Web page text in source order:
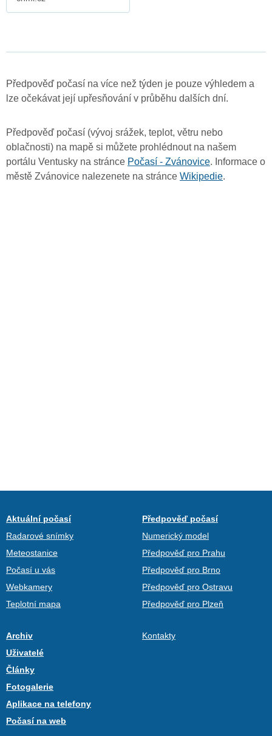
Předpověď počasí na více než týden je pouze výhledem a
lze očekávat její upřesňování v průběhu dalších dní.
Předpověď počasí (vývoj srážek, teplot, větru nebo
oblačnosti) na mapě si můžete prohlédnout na našem
portálu Ventusky na stránce Počasí - Zvánovice. Informace o
městě Zvánovice nalezenete na stránce Wikipedie.
Aktuální počasí
Radarové snímky
Meteostanice
Počasí u vás
Webkamery
Teplotní mapa
Předpověď počasí
Numerický model
Předpověď pro Prahu
Předpověď pro Brno
Předpověď pro Ostravu
Předpověď pro Plzeň
Archiv
Uživatelé
Články
Fotogalerie
Aplikace na telefony
Počasí na web
Kontakty